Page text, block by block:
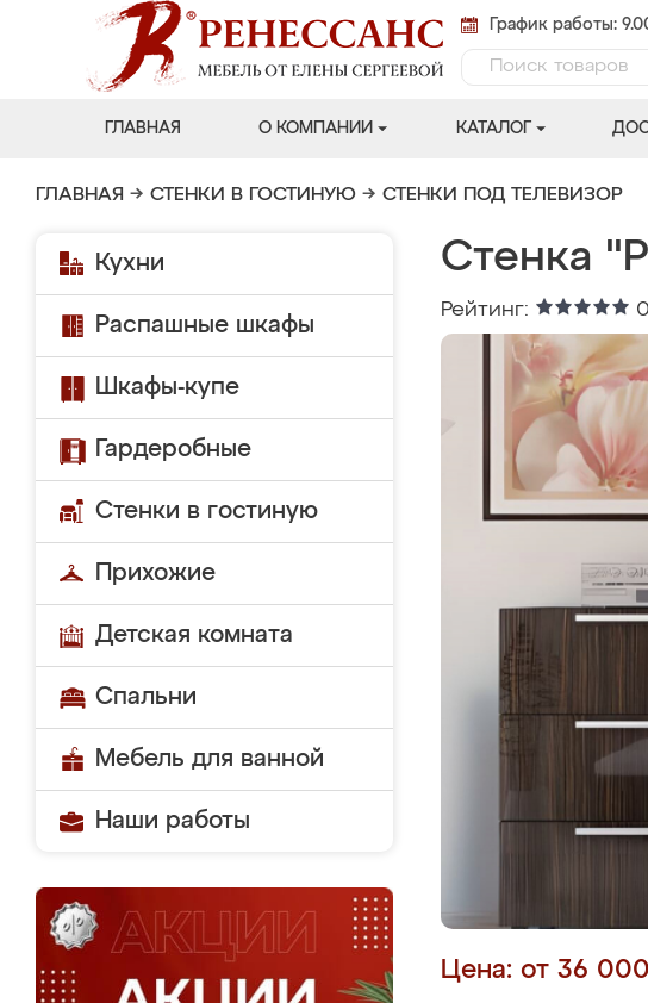
График работы:
ГЛАВНАЯ О КОМПАНИИ КАТАЛОГ
ГЛАВНАЯ → СТЕНКИ В ГОСТИНУЮ → СТЕНКИ ПОД ТЕЛЕВИЗОР
Кухни
Распашные шкафы
Шкафы-купе
Гардеробные
Стенки в гостиную
Прихожие
Детская комната
Спальни
Мебель для ванной
Наши работы
Стенка
Рейтинг:
Цена: от 36